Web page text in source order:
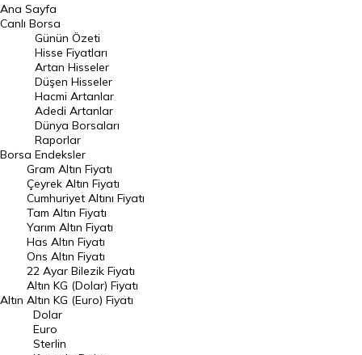
BIST 100 Hisseleri
En Çok Artan Hisseler
En Çok Düşen Hisseler
Hacmi Artanlar
Geçmiş Kapanışlar
Dünya Borsaları
Raporlar
Endeksler
DÖVİZ
Döviz Kuru
Dolar Kuru
Euro Kuru
Pound Kuru
Ana Sayfa
Canlı Borsa
Borsa
Günün Özeti
Hisse Fiyatları
Artan Hisseler
Düşen Hisseler
Hacmi Artanlar
Adedi Artanlar
Dünya Borsaları
Raporlar
Endeksler
Altın
Gram Altın Fiyatı
Çeyrek Altın Fiyatı
Cumhuriyet Altını Fiyatı
Tam Altın Fiyatı
Yarım Altın Fiyatı
Has Altın Fiyatı
Ons Altın Fiyatı
22 Ayar Bilezik Fiyatı
Altın KG (Dolar) Fiyatı
Altın KG (Euro) Fiyatı
Dolar
Euro
Sterlin